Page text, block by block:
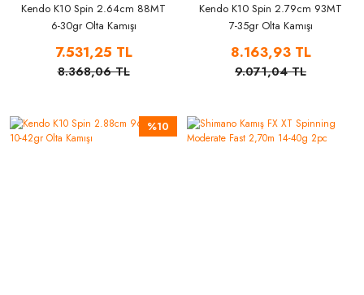
Kendo K10 Spin 2.64cm 88MT
6-30gr Olta Kamışı
7.531,25 TL
8.368,06 TL
Kendo K10 Spin 2.79cm 93MT
7-35gr Olta Kamışı
8.163,93 TL
9.071,04 TL
%10